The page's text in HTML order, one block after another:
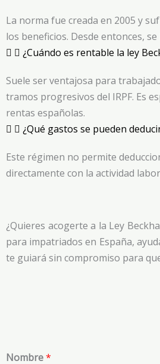
La norma fue creada en 2005 y
los beneficios. Desde entonces,
¿Cuándo es rentable la ley
Suele ser ventajosa para
tramos progresivos del IRPF. Es
rentas españolas.
¿Qué gastos se pueden
Este régimen no permite
directamente con la actividad
¿Quieres acogerte a la Ley
para impatriados en España,
te guiará sin compromiso para
Nombre*